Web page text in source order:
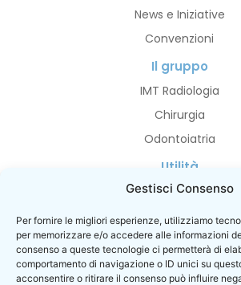
Gestisci Consenso
Per fornire le migliori esperienze, utilizziamo
per memorizzare e/o accedere alle informazioni
consenso a queste tecnologie ci permetterà di
comportamento di navigazione o ID unici su
acconsentire o ritirare il consenso può influire
News e Iniziative
Convenzioni
Il gruppo
IMT Radiologia
Chirurgia
Odontoiatria
Utilità
Privacy Policy
Cookie Policy
I contatti
Prenotazioni